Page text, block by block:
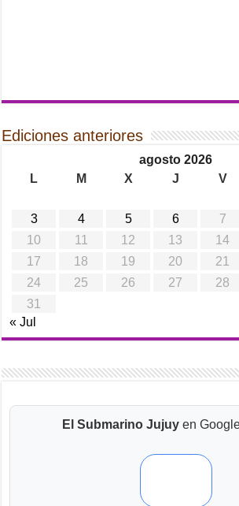
Ediciones anteriores
agosto 2026
L
M X J V
3
4 5 6 7
10
11 12 13 14
17
18 19 20 21
24
25 26 27 28
31
« Jul
El Submarino Jujuy en